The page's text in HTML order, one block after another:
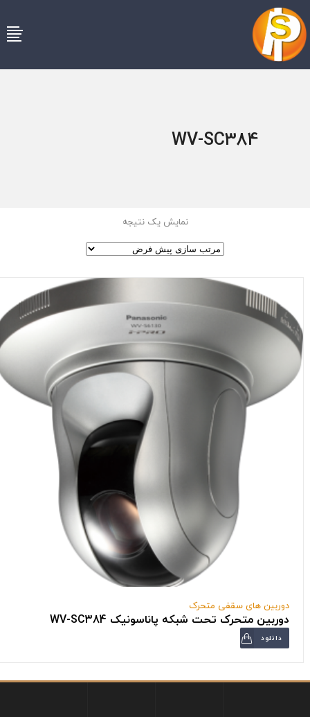
WV-SC384
نمایش یک نتیجه
دوربین های سقفی متحرک
دوربین متحرک تحت شبکه پاناسونیک WV-SC384
دانلود